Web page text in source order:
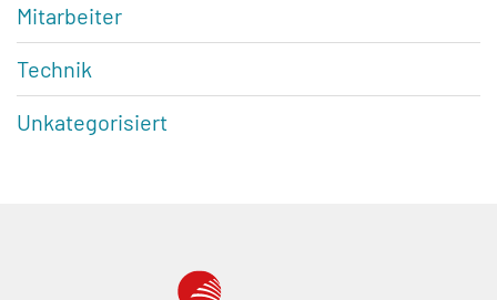
Mitarbeiter
Technik
Unkategorisiert